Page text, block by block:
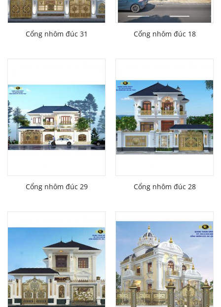
Cổng nhôm đúc 31 Cổng nhôm đúc 18
Cổng nhôm đúc 29 Cổng nhôm đúc 28